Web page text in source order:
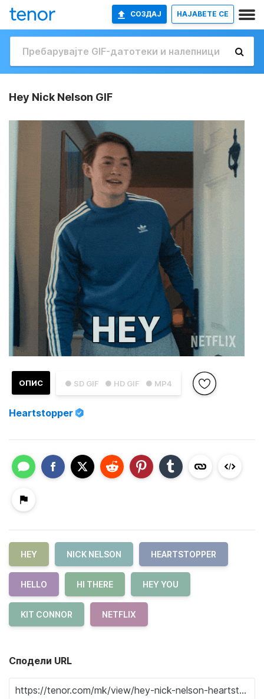
СОЗДАЈ НАЈАВETE СЕ
Hey Nick Nelson GIF
● SD GIF ● HD GIF ● MP4
ОПИС
Heartstopper
HEY NICK NELSON HEARTSTOPPER
HELLO HI THERE HEY YOU
KIT CONNOR NETFLIX
Сподели URL